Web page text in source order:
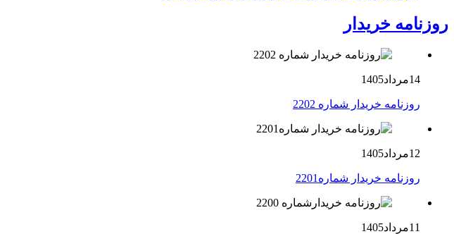
روزنامه خریدار
14مرداد1405
روزنامه خریدار شماره 2202
12مرداد1405
روزنامه خریدار شماره2201
11مرداد1405